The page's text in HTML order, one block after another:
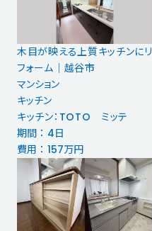
木目が映える上質キッチンにリ
フォーム｜越谷市
マンション
キッチン
キッチン：TOTO ミッテ
期間 ： 4日
費用 ： 157万円